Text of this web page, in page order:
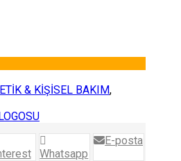
& KİŞİSEL BAKIM,
Whatsapp
E-posta